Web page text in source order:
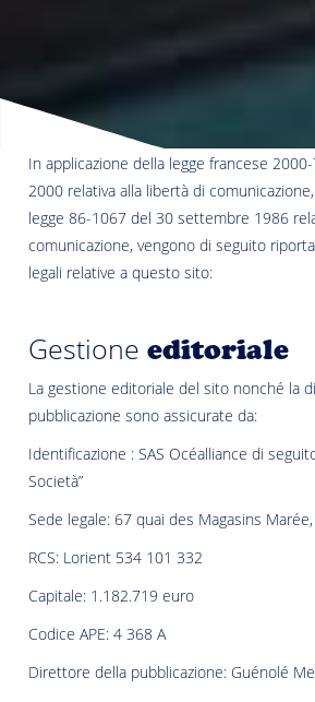
In applicazione della legge francese
2000 relativa alla libertà di
legge 86-1067 del 30 settembre 1986
comunicazione, vengono di seguito
legali relative a questo sito:
Gestioneeditoriale
La gestione editoriale del sito nonché la
pubblicazione sono assicurate da:
Identificazione : SAS Océalliance di
Società”
Sede legale: 67 quai des Magasins
RCS: Lorient 534 101 332
Capitale: 1.182.719 euro
Codice APE: 4 368 A
Direttore della pubblicazione: Guénolé